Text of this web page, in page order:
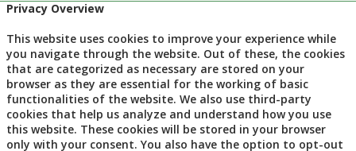
Privacy Overview
This website uses cookies to improve your experience while
you navigate through the website. Out of these, the cookies
that are categorized as necessary are stored on your
browser as they are essential for the working of basic
functionalities of the website. We also use third-party
cookies that help us analyze and understand how you use
this website. These cookies will be stored in your browser
only with your consent. You also have the option to opt-out